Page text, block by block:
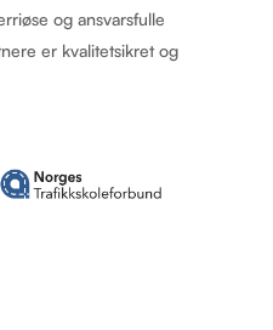
og ansvarsfulle
er kvalitetsikret og